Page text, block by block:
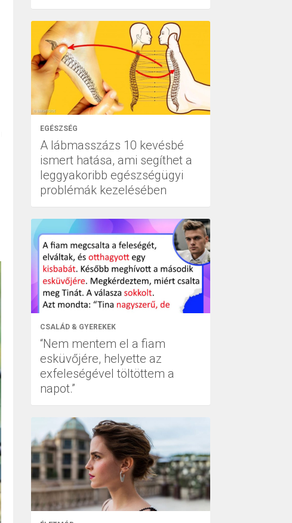
EGÉSZSÉG
A lábmasszázs 10 kevésbé
ismert hatása, ami segíthet a
leggyakoribb egészségügyi
problémák kezelésében
CSALÁD & GYEREKEK
“Nem mentem el a fiam
esküvőjére, helyette az
exfeleségével töltöttem a
napot.”